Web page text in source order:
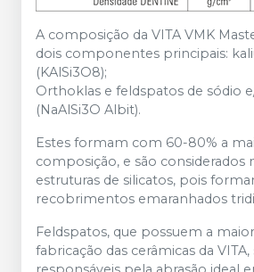
A composição da VITA VMK
dois componentes principais:
(KAlSi3O8);
Orthoklas e feldspatos de sódio
(NaAlSi3O Albit).
Estes formam com 60-80% a
composição, e são considerados
estruturas de silicatos, pois
recobrimentos emaranhados
Feldspatos, que possuem a
fabricação das cerâmicas da VITA,